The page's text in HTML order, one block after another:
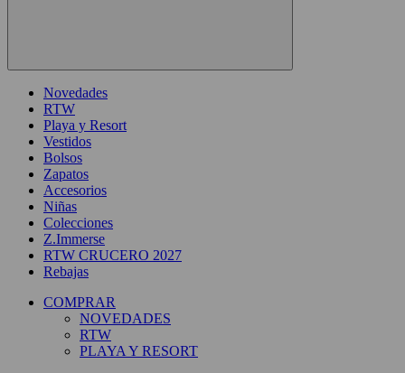
Novedades
RTW
Playa y Resort
Vestidos
Bolsos
Zapatos
Accesorios
Niñas
Colecciones
Z.Immerse
RTW CRUCERO 2027
Rebajas
COMPRAR
NOVEDADES
RTW
PLAYA Y RESORT